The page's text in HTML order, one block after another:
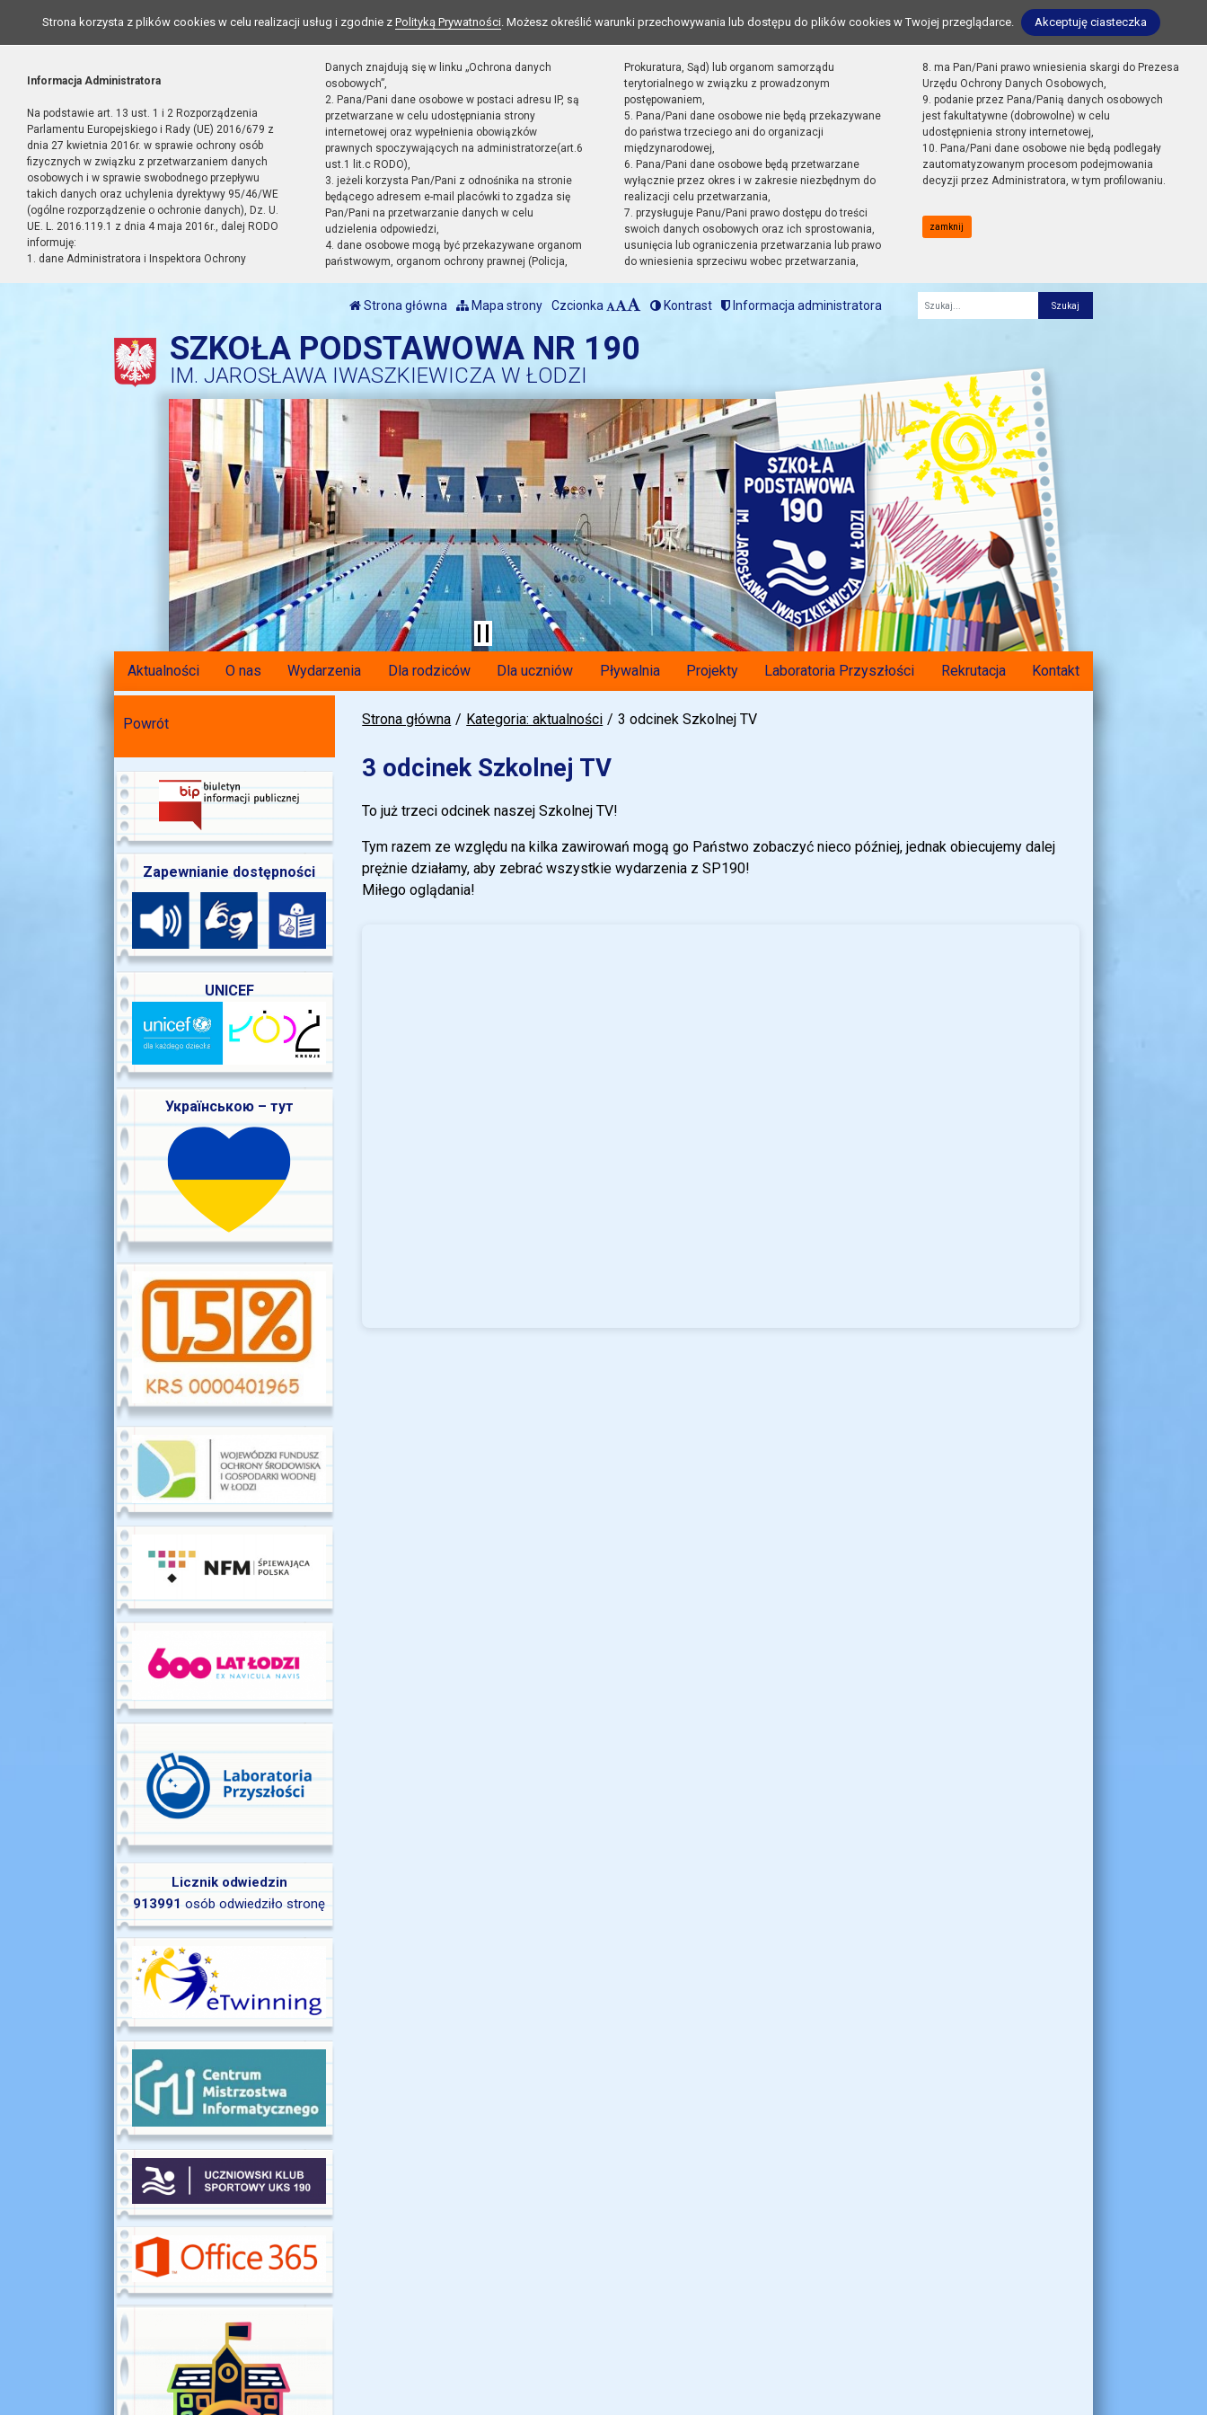
Strona korzysta z plików cookies w celu realizacji usług i zgodnie z Polityką Prywatności. Możesz określić warunki przechowywania lub dostępu do plików cookies w Twojej przeglądarce. Akceptuję ciasteczka
Informacja Administratora
Na podstawie art. 13 ust. 1 i 2 Rozporządzenia
Parlamentu Europejskiego i Rady (UE) 2016/679 z
dnia 27 kwietnia 2016r. w sprawie ochrony osób
fizycznych w związku z przetwarzaniem danych
osobowych i w sprawie swobodnego przepływu
takich danych oraz uchylenia dyrektywy 95/46/WE
(ogólne rozporządzenie o ochronie danych), Dz. U.
UE. L. 2016.119.1 z dnia 4 maja 2016r., dalej RODO
informuję:
1. dane Administratora i Inspektora Ochrony
Danych znajdują się w linku „Ochrona danych
osobowych”,
2. Pana/Pani dane osobowe w postaci adresu IP, są
przetwarzane w celu udostępniania strony
internetowej oraz wypełnienia obowiązków
prawnych spoczywających na administratorze(art.6
ust.1 lit.c RODO),
3. jeżeli korzysta Pan/Pani z odnośnika na stronie
będącego adresem e-mail placówki to zgadza się
Pan/Pani na przetwarzanie danych w celu
udzielenia odpowiedzi,
4. dane osobowe mogą być przekazywane organom
państwowym, organom ochrony prawnej (Policja,
Prokuratura, Sąd) lub organom samorządu
terytorialnego w związku z prowadzonym
postępowaniem,
5. Pana/Pani dane osobowe nie będą przekazywane
do państwa trzeciego ani do organizacji
międzynarodowej,
6. Pana/Pani dane osobowe będą przetwarzane
wyłącznie przez okres i w zakresie niezbędnym do
realizacji celu przetwarzania,
7. przysługuje Panu/Pani prawo dostępu do treści
swoich danych osobowych oraz ich sprostowania,
usunięcia lub ograniczenia przetwarzania lub prawo
do wniesienia sprzeciwu wobec przetwarzania,
8. ma Pan/Pani prawo wniesienia skargi do Prezesa
Urzędu Ochrony Danych Osobowych,
9. podanie przez Pana/Panią danych osobowych
jest fakultatywne (dobrowolne) w celu
udostępnienia strony internetowej,
10. Pana/Pani dane osobowe nie będą podlegały
zautomatyzowanym procesom podejmowania
decyzji przez Administratora, w tym profilowaniu.
zamknij
Strona główna Mapa strony Czcionka Kontrast Informacja administratora
Fraza
SZKOŁA PODSTAWOWA NR 190
IM. JAROSŁAWA IWASZKIEWICZA W ŁODZI
Aktualności O nas Wydarzenia Dla rodziców Dla uczniów Pływalnia Projekty Laboratoria Przyszłości Rekrutacja Kontakt
Strona główna Kategoria: aktualności 3 odcinek Szkolnej TV
3 odcinek Szkolnej TV
To już trzeci odcinek naszej Szkolnej TV!
Tym razem ze względu na kilka zawirowań mogą go Państwo zobaczyć nieco później, jednak obiecujemy dalej
prężnie działamy, aby zebrać wszystkie wydarzenia z SP190!
Miłego oglądania!
Powrót
Zapewnianie dostępności
UNICEF
Українською – тут
Licznik odwiedzin
913991 osób odwiedziło stronę